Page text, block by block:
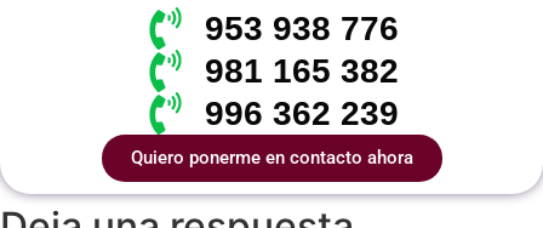
953 938 776
981 165 382
996 362 239
Quiero ponerme en contacto ahora